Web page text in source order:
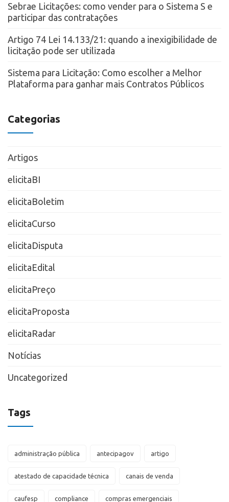
Sebrae Licitações: como vender para o Sistema S e
participar das contratações
Artigo 74 Lei 14.133/21: quando a inexigibilidade de
licitação pode ser utilizada
Sistema para Licitação: Como escolher a Melhor
Plataforma para ganhar mais Contratos Públicos
Categorias
Artigos
elicitaBI
elicitaBoletim
elicitaCurso
elicitaDisputa
elicitaEdital
elicitaPreço
elicitaProposta
elicitaRadar
Notícias
Uncategorized
Tags
administração pública antecipagov artigo
atestado de capacidade técnica canais de venda
caufesp compliance compras emergenciais